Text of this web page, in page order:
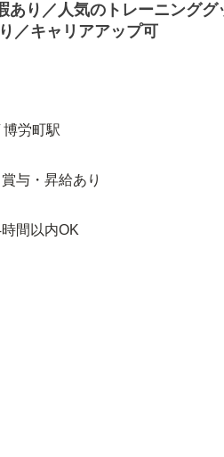
あり／人気のトレーニンググ
／キャリアアップ可
博労町駅
与・昇給あり
間以内OK